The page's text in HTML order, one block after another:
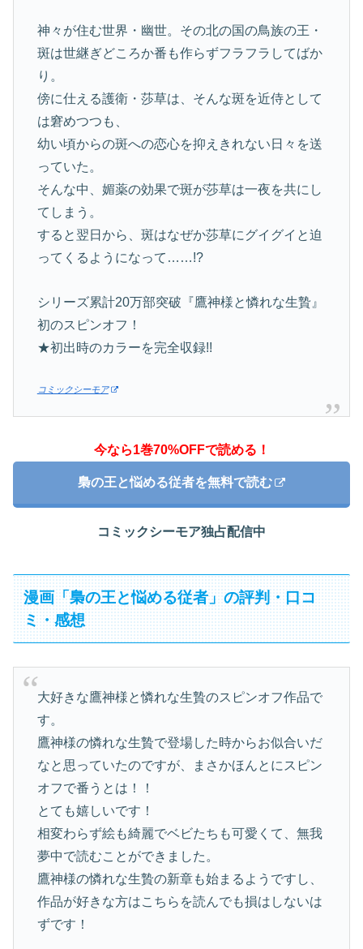
神々が住む世界・幽世。その北の国の鳥族の王・
斑は世継ぎどころか番も作らずフラフラしてばか
り。
傍に仕える護衛・莎草は、そんな斑を近侍として
は窘めつつも、
幼い頃からの斑への恋心を抑えきれない日々を送
っていた。
そんな中、媚薬の効果で斑が莎草は一夜を共にし
てしまう。
すると翌日から、斑はなぜか莎草にグイグイと迫
ってくるようになって……!?
シリーズ累計20万部突破『鷹神様と憐れな生贄』
初のスピンオフ！
★初出時のカラーを完全収録!!
コミックシーモア
今なら1巻70%OFFで読める！
梟の王と悩める従者を無料で読む
コミックシーモア独占配信中
漫画「梟の王と悩める従者」の評判・口コ
ミ・感想
大好きな鷹神様と憐れな生贄のスピンオフ作品で
す。
鷹神様の憐れな生贄で登場した時からお似合いだ
なと思っていたのですが、まさかほんとにスピン
オフで番うとは！！
とても嬉しいです！
相変わらず絵も綺麗でベビたちも可愛くて、無我
夢中で読むことができました。
鷹神様の憐れな生贄の新章も始まるようですし、
作品が好きな方はこちらを読んでも損はしないは
ずです！